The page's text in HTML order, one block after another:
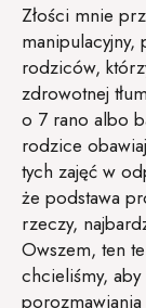
Złości mnie
manipulacyjny,
rodziców,
zdrowotnej
o 7 rano albo
rodzice
tych zajęć w
że podstawa
rzeczy,
Owszem, ten
chcieliśmy,